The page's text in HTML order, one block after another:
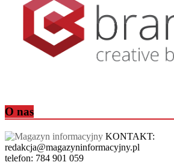
O nas
KONTAKT:
redakcja@magazyninformacyjny.pl
telefon: 784 901 059